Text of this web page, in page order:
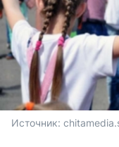
Источник: